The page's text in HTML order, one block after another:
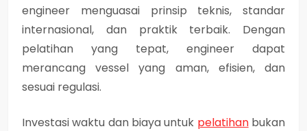
engineer menguasai prinsip teknis, standar
internasional, dan praktik terbaik. Dengan
pelatihan yang tepat, engineer dapat
merancang vessel yang aman, efisien, dan
sesuai regulasi.
Investasi waktu dan biaya untuk pelatihanbukan